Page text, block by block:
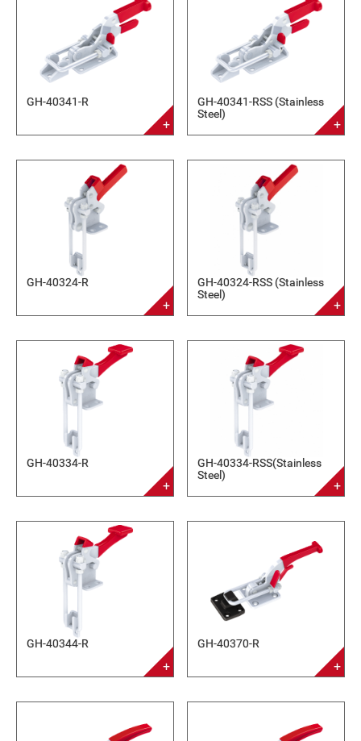
GH-40341-R
GH-40341-RSS (Stainless
Steel)
GH-40324-R
GH-40324-RSS (Stainless
Steel)
GH-40334-R
GH-40334-RSS(Stainless
Steel)
GH-40344-R GH-40370-R